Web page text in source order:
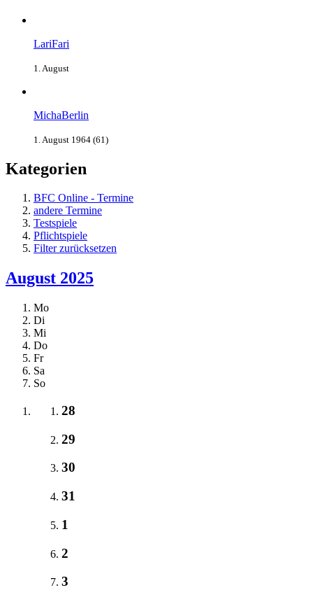
LariFari
1. August
MichaBerlin
1. August 1964 (61)
Kategorien
BFC Online - Termine
andere Termine
Testspiele
Pflichtspiele
Filter zurücksetzen
August 2025
Mo
Di
Mi
Do
Fr
Sa
So
28
29
30
31
1
2
3